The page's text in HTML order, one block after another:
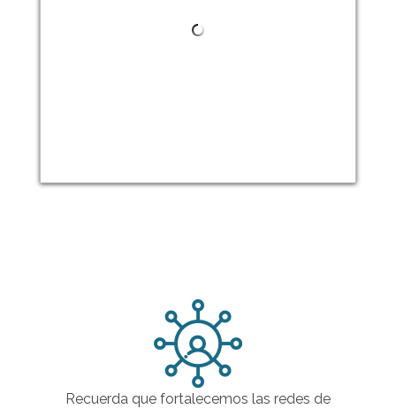
Recuerda que fortalecemos las redes de